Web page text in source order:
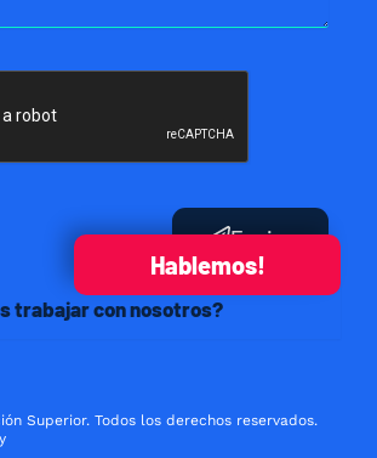
Hablemos!
trabajar con nosotros?
Enviar
Superior. Todos los derechos reservados.